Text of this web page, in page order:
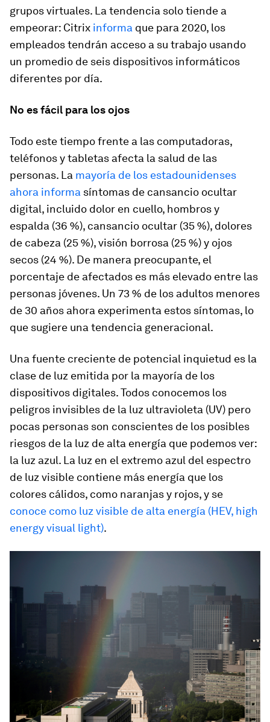
grupos virtuales. La tendencia solo tiende a
empeorar: Citrix informa que para 2020, los
empleados tendrán acceso a su trabajo usando
un promedio de seis dispositivos informáticos
diferentes por día.
No es fácil para los ojos
Todo este tiempo frente a las computadoras,
teléfonos y tabletas afecta la salud de las
personas. La mayoría de los estadounidenses
ahora informa síntomas de cansancio ocultar
digital, incluido dolor en cuello, hombros y
espalda (36 %), cansancio ocultar (35 %), dolores
de cabeza (25 %), visión borrosa (25 %) y ojos
secos (24 %). De manera preocupante, el
porcentaje de afectados es más elevado entre las
personas jóvenes. Un 73 % de los adultos menores
de 30 años ahora experimenta estos síntomas, lo
que sugiere una tendencia generacional.
Una fuente creciente de potencial inquietud es la
clase de luz emitida por la mayoría de los
dispositivos digitales. Todos conocemos los
peligros invisibles de la luz ultravioleta (UV) pero
pocas personas son conscientes de los posibles
riesgos de la luz de alta energía que podemos ver:
la luz azul. La luz en el extremo azul del espectro
de luz visible contiene más energía que los
colores cálidos, como naranjas y rojos, y se
conoce como luz visible de alta energía (HEV, high
energy visual light).